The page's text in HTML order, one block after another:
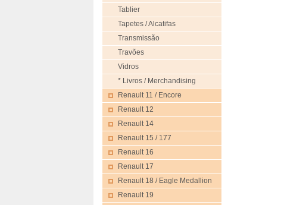
Tablier
Tapetes / Alcatifas
Transmissão
Travões
Vidros
* Livros / Merchandising
Renault 11 / Encore
Renault 12
Renault 14
Renault 15 / 177
Renault 16
Renault 17
Renault 18 / Eagle Medallion
Renault 19